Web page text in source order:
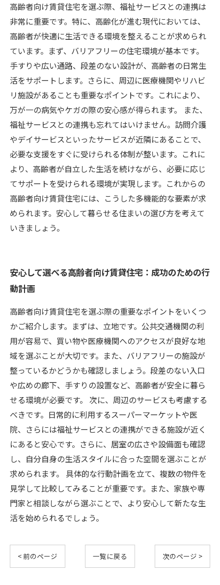
高齢者向け賃貸住宅を選ぶ際、福祉サービスとの連携は
非常に重要です。特に、高齢化が進む現代においては、
高齢者が快適に生活できる環境を整えることが求められ
ています。まず、バリアフリーの住宅環境が基本です。
手すりや広い通路、段差のない設計が、高齢者の日常生
活をサポートします。さらに、周辺に医療機関やリハビ
リ施設があることも重要なポイントです。これにより、
万が一の病気やケガの際の安心感が得られます。 また、
福祉サービスとの連携も忘れてはいけません。訪問介護
やデイサービスといったサービスが近隣にあることで、
必要な支援をすぐに受けられる体制が整います。これに
より、高齢者が自立した生活を続けながら、必要に応じ
てサポートを受けられる環境が実現します。これからの
高齢者向け賃貸住宅には、こうした多機能的な要素が求
められます。安心して暮らせる住まいの選び方を考えて
いきましょう。
安心して選べる高齢者向け賃貸住宅：成功のための行
動計画
高齢者向け賃貸住宅を選ぶ際の重要なポイントをいくつ
かご紹介します。まずは、立地です。公共交通機関の利
用が容易で、買い物や医療機関へのアクセスが良好な地
域を選ぶことが大切です。また、バリアフリーの施設が
整っているかどうかも確認しましょう。段差のない入口
や広めの廊下、手すりの設置など、高齢者が安全に暮ら
せる環境が必要です。 次に、周辺のサービスも考慮する
べきです。日常的に利用するスーパーマーケットや医
院、さらには福祉サービスとの連携ができる施設が近く
にあると安心です。さらに、居室の広さや設備面も確認
し、自分自身の生活スタイルに合った空間を選ぶことが
求められます。 具体的な行動計画を立て、複数の物件を
見学して比較してみることが重要です。また、家族や専
門家と相談しながら選ぶことで、より安心して新たな生
活を始められるでしょう。
< 前のページ 一覧に戻る 次のページ >